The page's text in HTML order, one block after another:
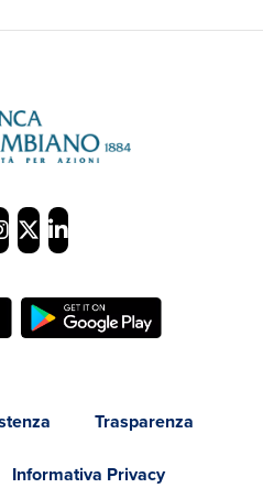
Banca Cambiano
Trasparenza
Informativa Privacy